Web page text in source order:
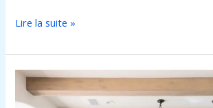
Lire la suite »
Bouquet
de